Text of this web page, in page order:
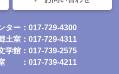
ター：017-729-4300
土室：017-729-4311
学館：017-739-2575
：017-739-4211